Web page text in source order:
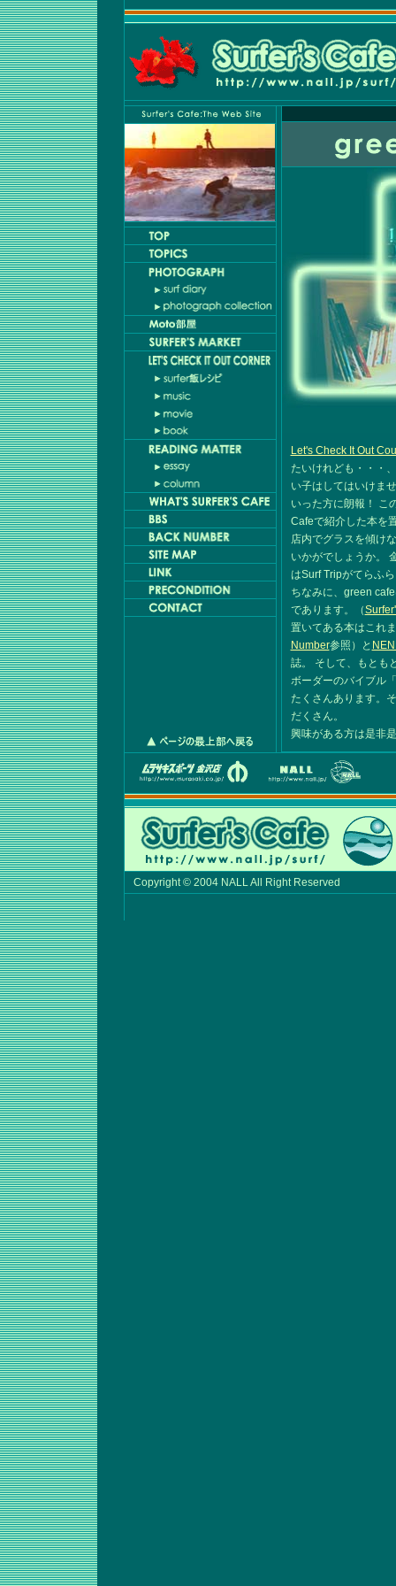
Let's Check It Out
たいけれども・・・
い子はしてはいけま
いった方に朗報！ こ
Cafeで紹介した本を
店内でグラスを傾け
いかがでしょうか。
はSurf Tripがてらふ
ちなみに、green
であります。（
置いてある本はこれ
Number参照）と
誌。 そして、もとも
ボーダーのバイブル
たくさんあります。
だくさん。
興味がある方は是非
Copyright © 2004 NALL All Right Reserved